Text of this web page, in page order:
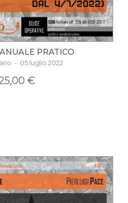
PRATICO
- 05 luglio 2022
€